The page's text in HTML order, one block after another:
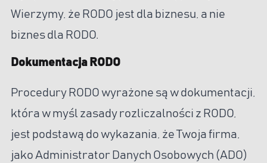
Wierzymy, że RODO jest dla biznesu, a nie
biznes dla RODO.
Dokumentacja RODO
Procedury RODO wyrażone są w dokumentacji,
która w myśl zasady rozliczalności z RODO,
jest podstawą do wykazania, że Twoja firma,
jako Administrator Danych Osobowych (ADO)